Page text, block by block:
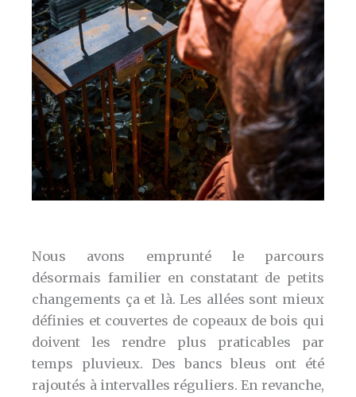
Nous avons emprunté le parcours
désormais familier en constatant de petits
changements ça et là. Les allées sont mieux
définies et couvertes de copeaux de bois qui
doivent les rendre plus praticables par
temps pluvieux. Des bancs bleus ont été
rajoutés à intervalles réguliers. En revanche,